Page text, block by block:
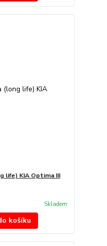
life) KIA Optima III
Skladem
košíku